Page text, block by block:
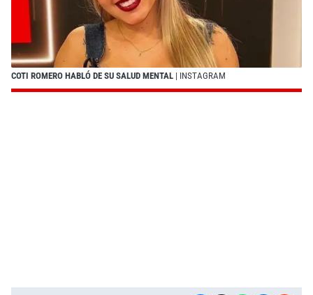
COTI ROMERO HABLÓ DE SU SALUD MENTAL | INSTAGRAM